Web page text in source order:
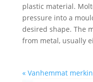
plastic material.
pressure into a
desired shape. The
from metal, usually
« Vanhemmat